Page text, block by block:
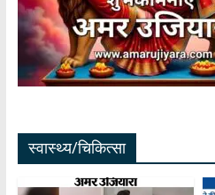
स्वास्थ्य/चिकित्सा